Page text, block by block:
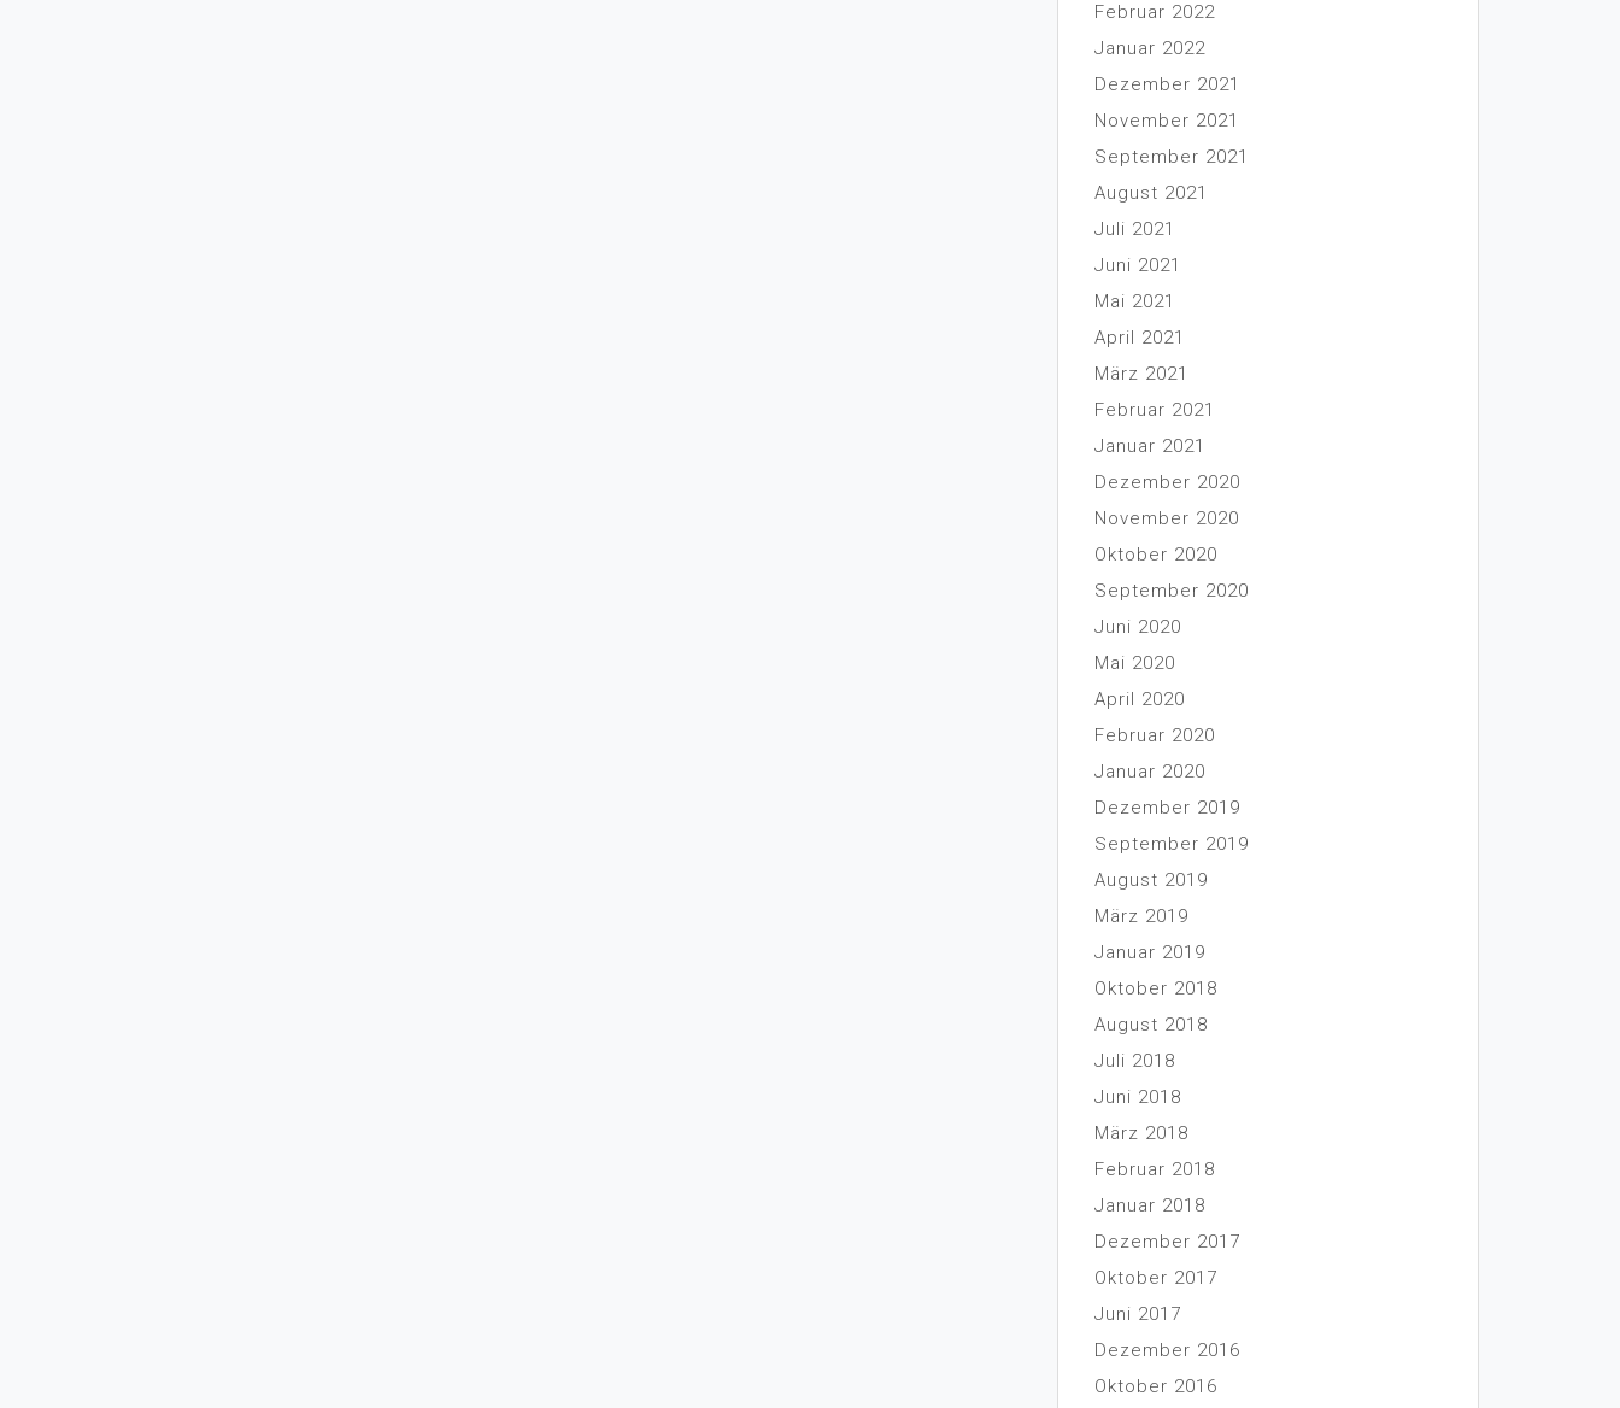
Februar 2022
Januar 2022
Dezember 2021
November 2021
September 2021
August 2021
Juli 2021
Juni 2021
Mai 2021
April 2021
März 2021
Februar 2021
Januar 2021
Dezember 2020
November 2020
Oktober 2020
September 2020
Juni 2020
Mai 2020
April 2020
Februar 2020
Januar 2020
Dezember 2019
September 2019
August 2019
März 2019
Januar 2019
Oktober 2018
August 2018
Juli 2018
Juni 2018
März 2018
Februar 2018
Januar 2018
Dezember 2017
Oktober 2017
Juni 2017
Dezember 2016
Oktober 2016